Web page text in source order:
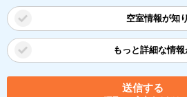
空室情報が知
もっと詳細な情
送信する